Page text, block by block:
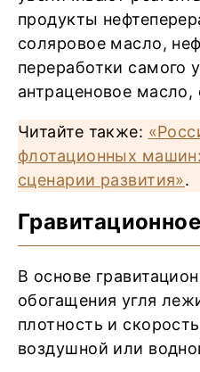
продукты
соляровое масло,
переработки самого
антраценовое
Читайте также:
флотационных
сценарии развития».
В основе
обогащения угля
плотность и
воздушной или